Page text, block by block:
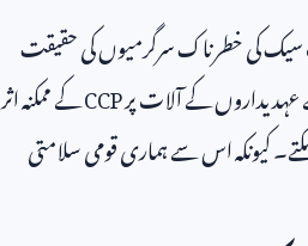
سیک کی خطرناک سرگرمیوں کی حقیقت
کے آلات پرCCPکے ممکنہ اثر
کیونکہ اس سے ہماری قومی سلامتی